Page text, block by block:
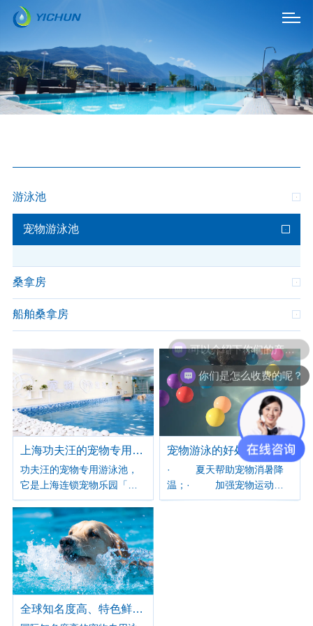
游泳池
宠物游泳池
桑拿房
船舶桑拿房
上海功夫汪的宠物专用游泳池
功夫汪的宠物专用游泳池，
它是上海连锁宠物乐园「功
夫汪」配套的核心项目，专
为狗狗设计的安全游泳场
地。泳池设计与功能分区分
区科学：划分深浅区、体验
（治疗）区、游玩区；体验
区平地式设计，最深仅
50cm，无陡台阶，对怕水 /
初学游泳的狗狗超友好；严
禁强行把狗狗丢下水。水质
宠物游泳的好处
· 夏天帮助宠物消暑降
温；· 加强宠物运动
量；· 宠物游泳可以释
全球知名度高、特色鲜明的宠物泳池
你们是怎么收费的呢？